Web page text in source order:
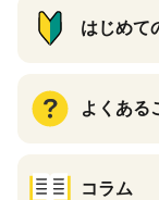
はじめて
よくある
コラム